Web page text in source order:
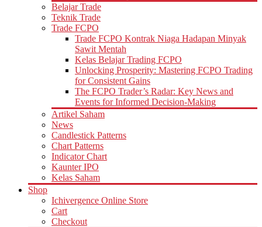
Belajar Trade
Teknik Trade
Trade FCPO
Trade FCPO Kontrak Niaga Hadapan Minyak
Sawit Mentah
Kelas Belajar Trading FCPO
Unlocking Prosperity: Mastering FCPO Trading
for Consistent Gains
The FCPO Trader’s Radar: Key News and
Events for Informed Decision-Making
Artikel Saham
News
Candlestick Patterns
Chart Patterns
Indicator Chart
Kaunter IPO
Kelas Saham
Shop
Ichivergence Online Store
Cart
Checkout